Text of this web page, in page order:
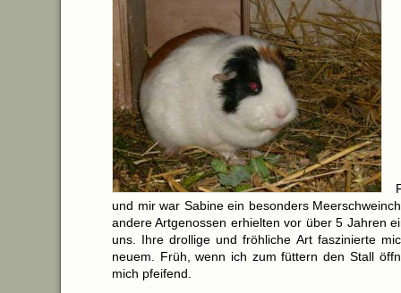
und mir war Sabine ein besonders
andere Artgenossen erhielten vor über 5 Jahren
uns. Ihre drollige und fröhliche Art faszinierte
neuem. Früh, wenn ich zum füttern den Stall
mich pfeifend.